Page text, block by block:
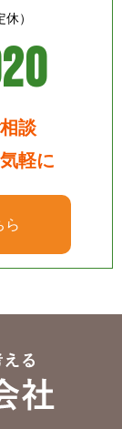
）
談
軽に
ら